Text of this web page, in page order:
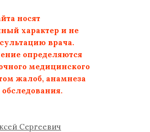
носят
характер и не
врача.
определяются
медицинского
жалоб, анамнеза
обследования.
Сергеевич